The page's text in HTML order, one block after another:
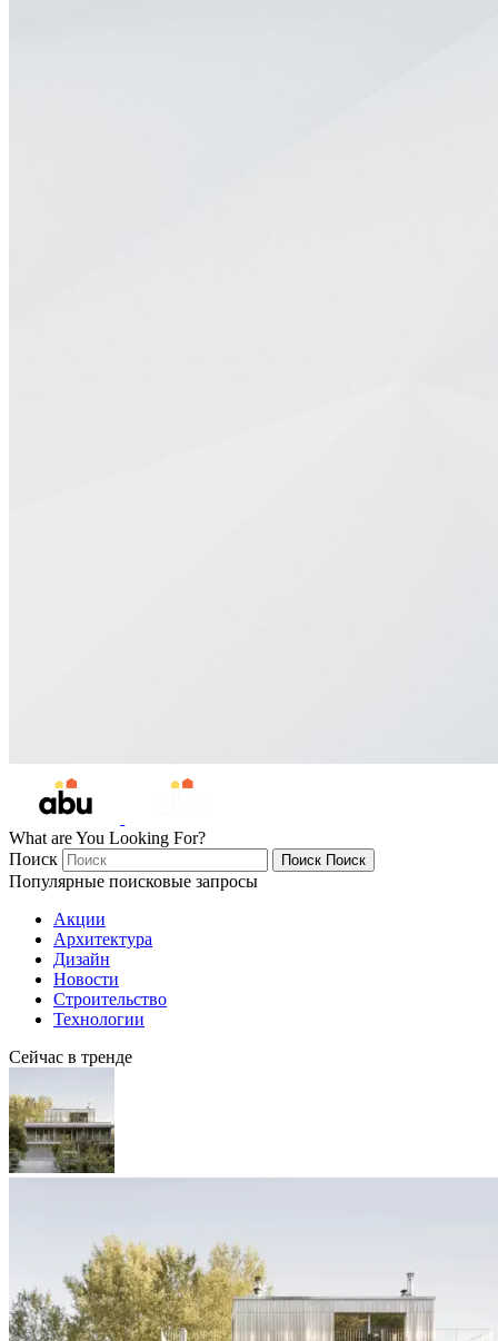
What are You Looking For?
Поиск
Поиск Поиск
Популярные поисковые запросы
Акции
Архитектура
Дизайн
Новости
Строительство
Технологии
Сейчас в тренде